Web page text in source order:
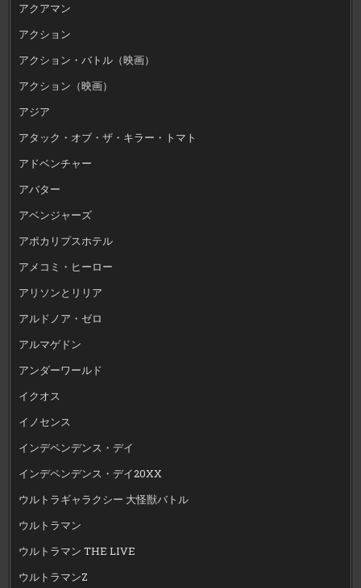
アクアマン
アクション
アクション・バトル（映画）
アクション（映画）
アジア
アタック・オブ・ザ・キラー・トマト
アドベンチャー
アバター
アベンジャーズ
アポカリプスホテル
アメコミ・ヒーロー
アリソンとリリア
アルドノア・ゼロ
アルマゲドン
アンダーワールド
イクオス
イノセンス
インデペンデンス・デイ
インデペンデンス・デイ20XX
ウルトラギャラクシー 大怪獣バトル
ウルトラマン
ウルトラマン THE LIVE
ウルトラマンZ